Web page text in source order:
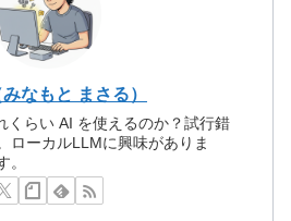
なもと まさる）
くらい AI を使えるのか？試行錯
ローカルLLMに興味がありま
。